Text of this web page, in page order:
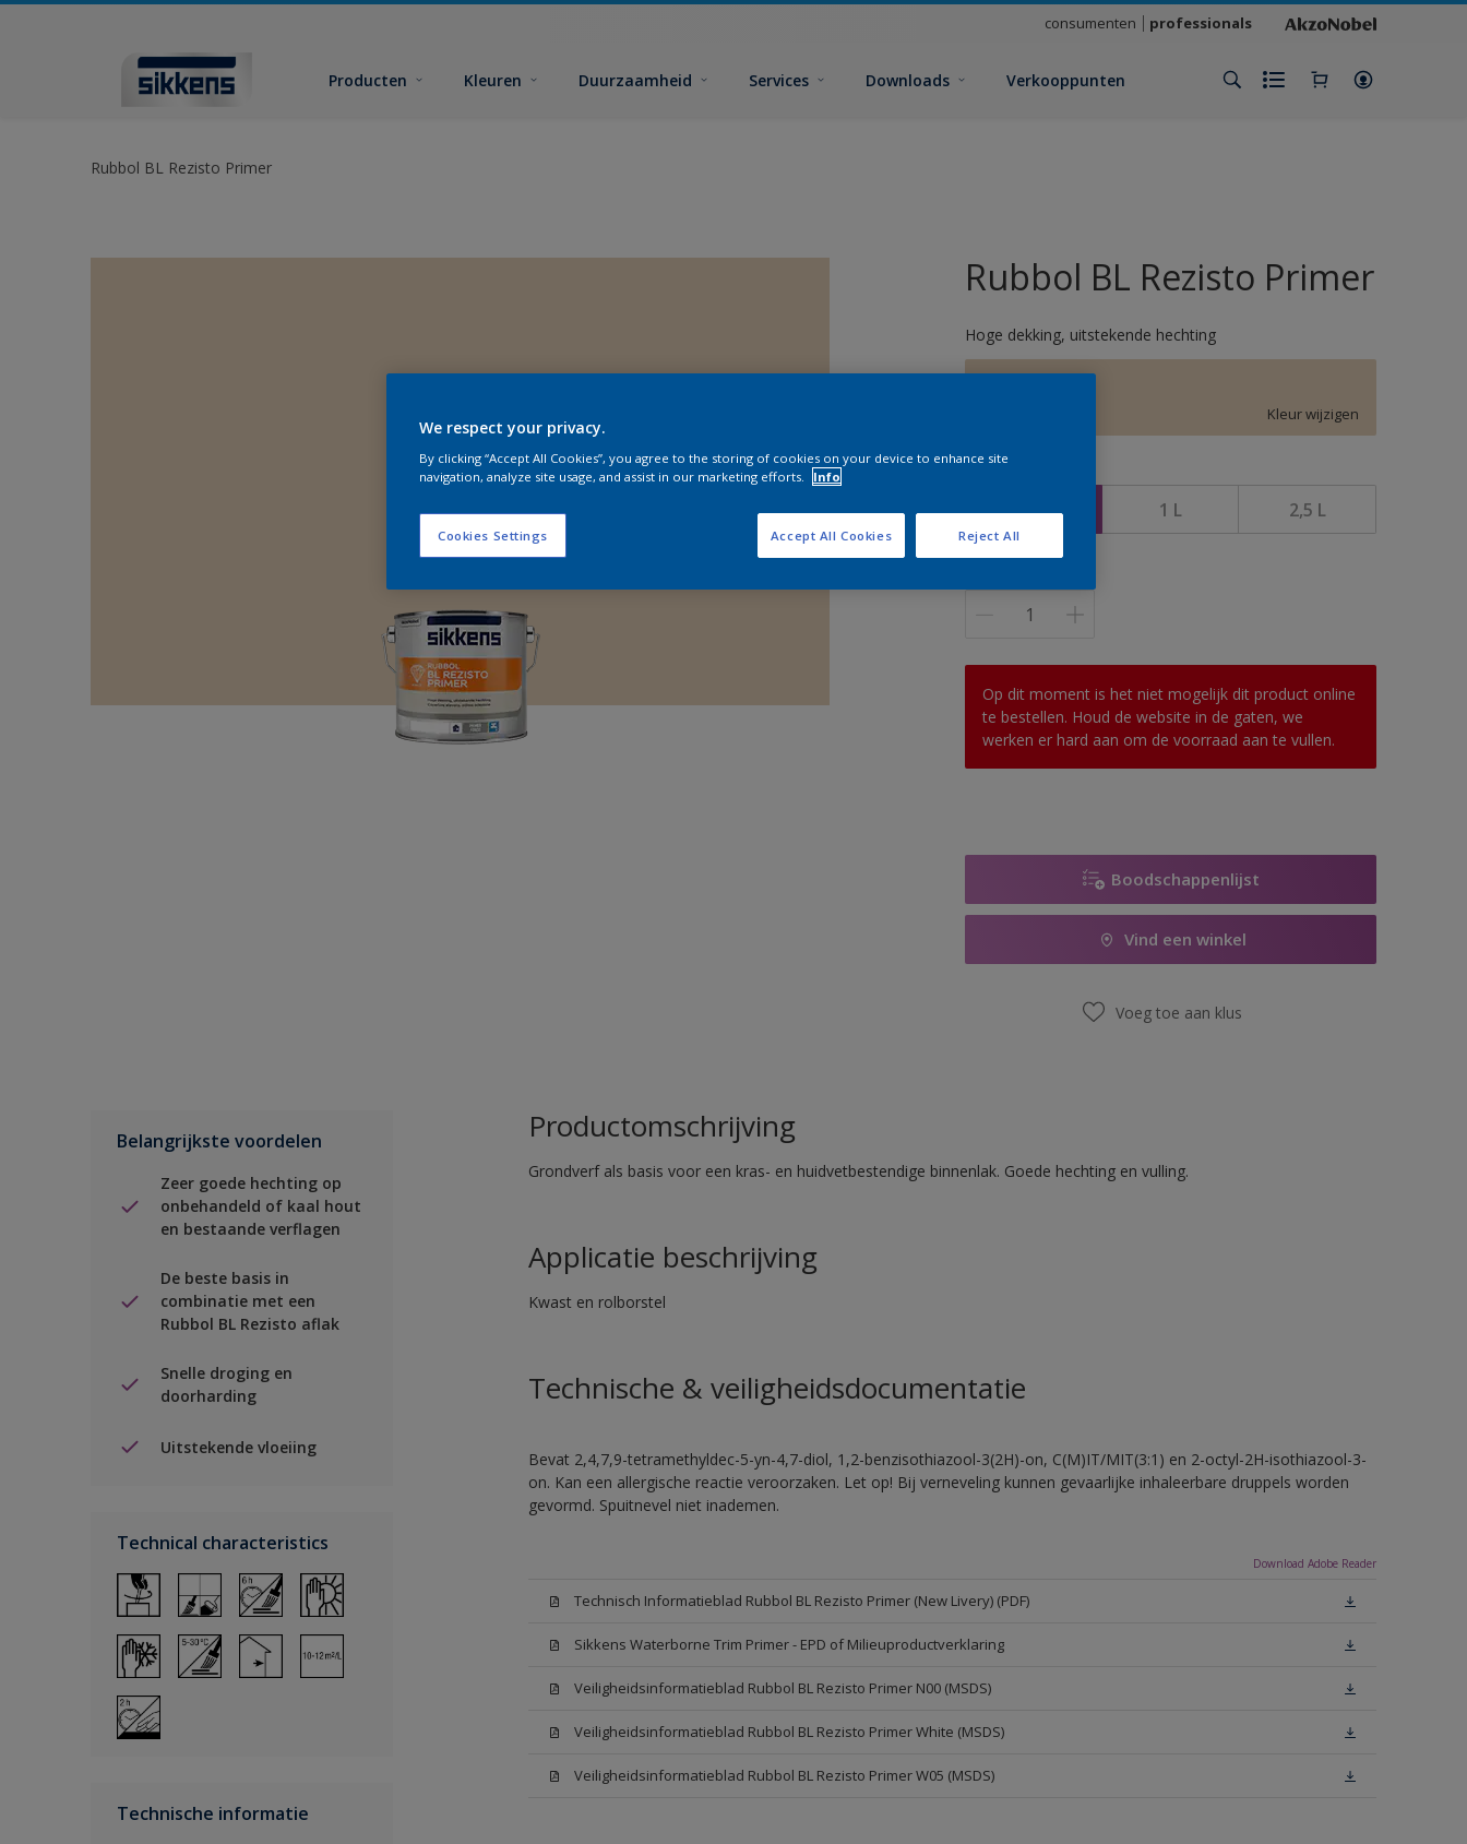
consumenten professionals
Producten Kleuren Duurzaamheid Services Downloads Verkooppunten
Rubbol BL Rezisto Primer
Rubbol BL Rezisto Primer
Hoge dekking, uitstekende hechting
Kleur wijzigen
0,5 L 1 L 2,5 L
Op dit moment is het niet mogelijk dit product online
te bestellen. Houd de website in de gaten, we
werken er hard aan om de voorraad aan te vullen.
Boodschappenlijst
Vind een winkel
Voeg toe aan klus
Belangrijkste voordelen
Zeer goede hechting op
onbehandeld of kaal hout
en bestaande verflagen
De beste basis in
combinatie met een
Rubbol BL Rezisto aflak
Snelle droging en
doorharding
Uitstekende vloeiing
Technical characteristics
Technische informatie
Productomschrijving
Grondverf als basis voor een kras- en huidvetbestendige binnenlak. Goede hechting en vulling.
Applicatie beschrijving
Kwast en rolborstel
Technische & veiligheidsdocumentatie
Bevat 2,4,7,9-tetramethyldec-5-yn-4,7-diol, 1,2-benzisothiazool-3(2H)-on, C(M)IT/MIT(3:1) en 2-octyl-2H-isothiazool-3-
on. Kan een allergische reactie veroorzaken. Let op! Bij verneveling kunnen gevaarlijke inhaleerbare druppels worden
gevormd. Spuitnevel niet inademen.
Download Adobe Reader
Technisch Informatieblad Rubbol BL Rezisto Primer (New Livery) (PDF)
Sikkens Waterborne Trim Primer - EPD of Milieuproductverklaring
Veiligheidsinformatieblad Rubbol BL Rezisto Primer N00 (MSDS)
Veiligheidsinformatieblad Rubbol BL Rezisto Primer White (MSDS)
Veiligheidsinformatieblad Rubbol BL Rezisto Primer W05 (MSDS)
We respect your privacy.
By clicking “Accept All Cookies”, you agree to the storing of cookies on your device to enhance site
navigation, analyze site usage, and assist in our marketing efforts.
Info
Cookies Settings Reject All
Accept All Cookies